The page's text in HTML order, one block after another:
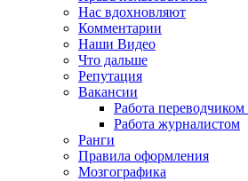
Нас вдохновляют
Комментарии
Наши Видео
Что дальше
Репутация
Вакансии
Работа
Работа журналистом
Ранги
Правила оформления
Мозгографика